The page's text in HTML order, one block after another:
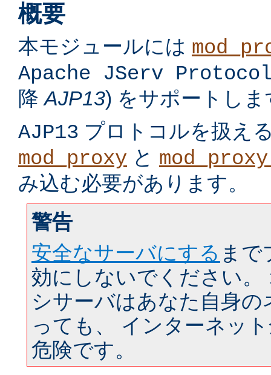
概要
本モジュールには
Apache JServ
降AJP13) をサポートしま
AJP13 プロトコルを扱え
mod_proxy と
み込む必要があります。
警告
安全なサーバにする まで
効にしないでください。
シサーバはあなた自身
っても、 インターネッ
危険です。